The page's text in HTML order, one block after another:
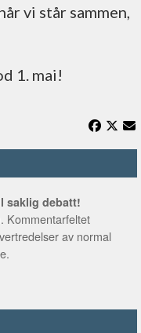
vi står sammen,
1. mai!
saklig debatt!
Kommentarfeltet
av normal